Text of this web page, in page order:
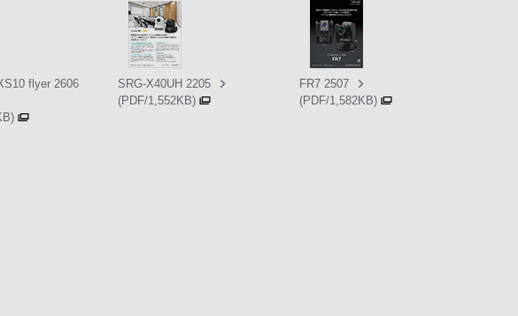
flyer 2606
SRG-X40UH 2205
(PDF/1,552KB)
FR7 2507
(PDF/1,582KB)